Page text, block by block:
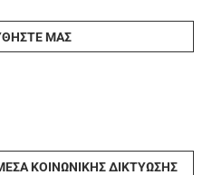
ΜΑΣ
ΚΟΙΝΩΝΙΚΉΣ ΔΙΚΤΎΩΣΗΣ